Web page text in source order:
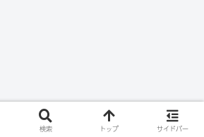
検索 トップ サイドバー